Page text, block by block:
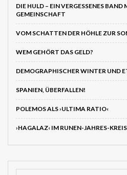
DIE HULD – EIN VERGESSENES BAND
GEMEINSCHAFT
VOM SCHATTEN DER HÖHLE ZUR
WEM GEHÖRT DAS GELD?
DEMOGRAPHISCHER WINTER UND
SPANIEN, ÜBERFALLEN!
POLEMOS ALS ›ULTIMA RATIO‹
›HAGALAZ‹ IM RUNEN-JAHRES-KREIS